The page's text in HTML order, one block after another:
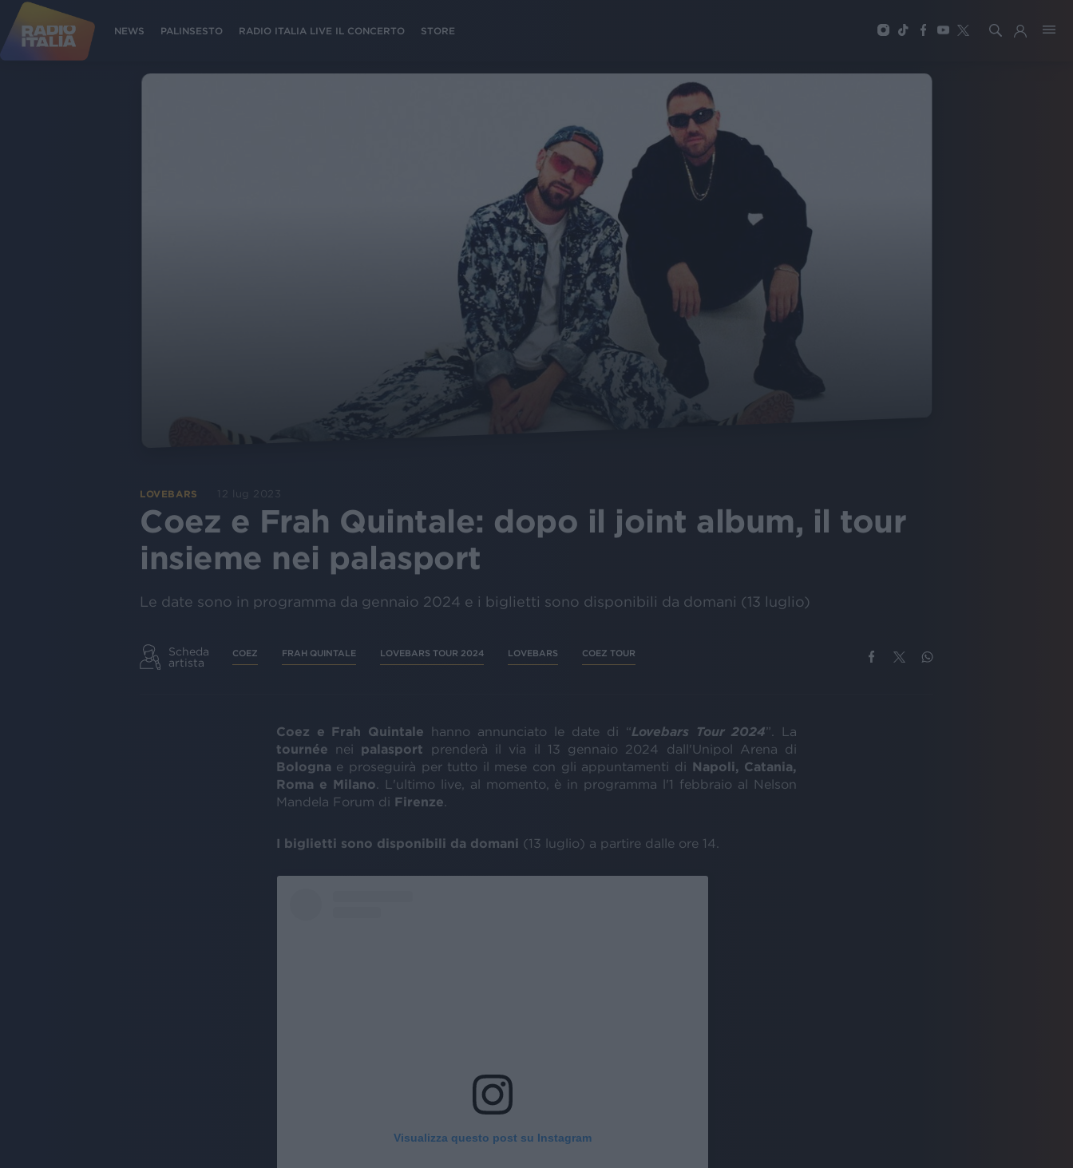
NEWS PALINSESTO RADIO ITALIA LIVE IL CONCERTO STORE
LOVEBARS 12 lug 2023
Coez e Frah Quintale: dopo il joint album, il tour
insieme nei palasport
Le date sono in programma da gennaio 2024 e i biglietti sono disponibili da domani (13 luglio)
Scheda
artista
COEZ FRAH QUINTALE LOVEBARS TOUR 2024 LOVEBARS COEZ TOUR
Coez e Frah Quintale hanno annunciato le date di “Lovebars Tour 2024”. La
tournée nei palasport prenderà il via il 13 gennaio 2024 dall'Unipol Arena di
Bologna e proseguirà per tutto il mese con gli appuntamenti di Napoli, Catania,
Roma e Milano . L'ultimo live, al momento, è in programma l'1 febbraio al Nelson
Mandela Forum di Firenze
I biglietti sono disponibili da domani (13 luglio) a partire dalle ore 14.
Visualizza questo post su Instagram